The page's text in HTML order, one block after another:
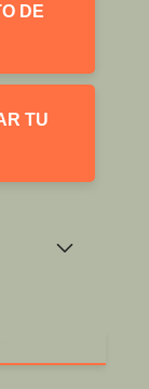
DE
TU